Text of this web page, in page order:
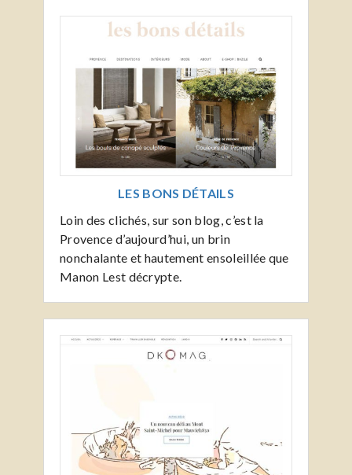
LES BONS DÉTAILS
Loin des clichés, sur son blog, c’est la
Provence d’aujourd’hui, un brin
nonchalante et hautement ensoleillée que
Manon Lest décrypte.